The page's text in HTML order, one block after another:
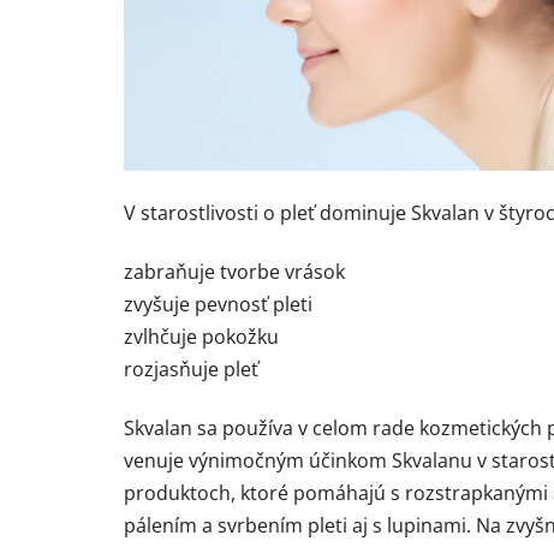
V starostlivosti o pleť dominuje Skvalan v
zabraňuje tvorbe vrások
zvyšuje pevnosť pleti
zvlhčuje pokožku
rozjasňuje pleť
Skvalan sa používa v celom rade
venuje výnimočným účinkom Skvalanu v
produktoch, ktoré pomáhajú s
pálením a svrbením pleti aj s lupinami. Na